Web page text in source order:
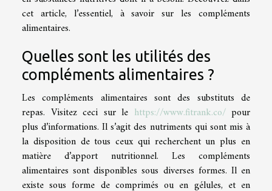
cet article, l’essentiel, à savoir sur les compléments
alimentaires.
Quelles sont les utilités des
compléments alimentaires ?
Les compléments alimentaires sont des substituts de
repas. Visitez ceci sur le https://www.fitrank.co/pour
plus d’informations. Il s’agit des nutriments qui sont mis à
la disposition de tous ceux qui recherchent un plus en
matière d’apport nutritionnel. Les compléments
alimentaires sont disponibles sous diverses formes. Il en
existe sous forme de comprimés ou en gélules, et en